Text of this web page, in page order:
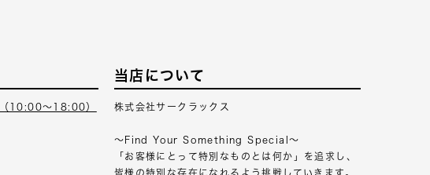
（10:00～18:00）
当店について
株式会社サークラックス
～Find Your Something Special～
「お客様にとって特別なものとは何か」を追求し、
皆様の特別な存在になれるよう挑戦していきます。